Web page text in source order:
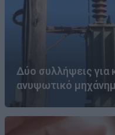
Δύο συλλήψεις για
ανυψωτικό